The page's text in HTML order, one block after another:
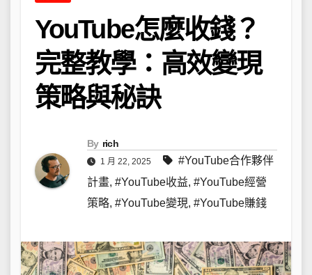
YouTube怎麼收錢？
完整教學：高效變現
策略與秘訣
By rich
1 月 22, 2025
#YouTube合作夥伴
計畫, #YouTube收益, #YouTube經營
策略, #YouTube變現, #YouTube賺錢